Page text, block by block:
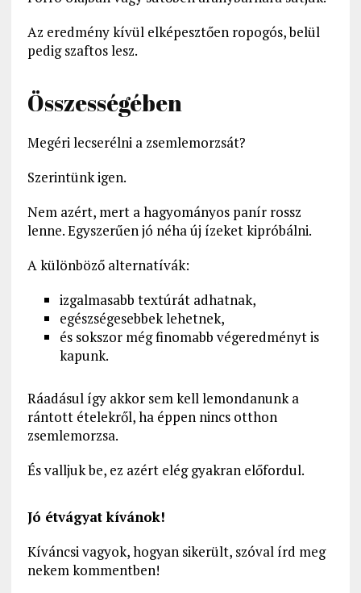
Az eredmény kívül elképesztően ropogós, belül
pedig szaftos lesz.
Összességében
Megéri lecserélni a zsemlemorzsát?
Szerintünk igen.
Nem azért, mert a hagyományos panír rossz
lenne. Egyszerűen jó néha új ízeket kipróbálni.
A különböző alternatívák:
izgalmasabb textúrát adhatnak,
egészségesebbek lehetnek,
és sokszor még finomabb végeredményt is
kapunk.
Ráadásul így akkor sem kell lemondanunk a
rántott ételekről, ha éppen nincs otthon
zsemlemorzsa.
És valljuk be, ez azért elég gyakran előfordul.
Jó étvágyat kívánok!
Kíváncsi vagyok, hogyan sikerült, szóval írd meg
nekem kommentben!